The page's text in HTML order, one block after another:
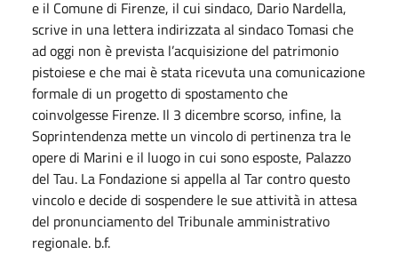
e il Comune di Firenze, il cui sindaco, Dario Nardella,
scrive in una lettera indirizzata al sindaco Tomasi che
ad oggi non è prevista l’acquisizione del patrimonio
pistoiese e che mai è stata ricevuta una comunicazione
formale di un progetto di spostamento che
coinvolgesse Firenze. Il 3 dicembre scorso, infine, la
Soprintendenza mette un vincolo di pertinenza tra le
opere di Marini e il luogo in cui sono esposte, Palazzo
del Tau. La Fondazione si appella al Tar contro questo
vincolo e decide di sospendere le sue attività in attesa
del pronunciamento del Tribunale amministrativo
regionale. b.f.